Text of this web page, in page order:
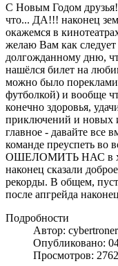
С Новым Годом
что... ДА!!! наконец
окажемся в
желаю Вам как следует
долгожданному дню,
нашёлся билет на
можно было
футболкой) и вообще
конечно здоровья,
приключений и новых
главное - давайте все
команде преуспеть
ОШЕЛОМИТЬ НАС в
наконец сказали
рекорды. В общем,
после апгрейда
Подробности
Автор: cybertroner
Опубликовано:
Просмотров: 2762